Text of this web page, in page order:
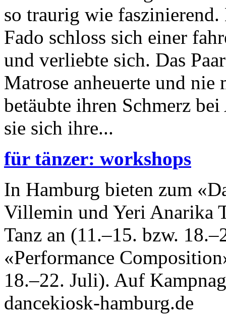
so traurig wie
Fado schloss sich einer
und verliebte sich. Das
Matrose anheuerte und nie
betäubte ihren Schmerz
sie sich ihre...
für tänzer: workshops
In Hamburg bieten zum
Villemin und Yeri Anarika
Tanz an (11.–15. bzw.
«Performance
18.–22. Juli). Auf
dancekiosk-hamburg.de